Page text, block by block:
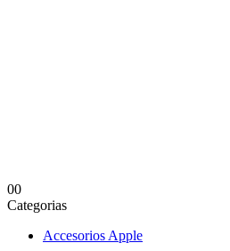
00
Categorias
Accesorios Apple